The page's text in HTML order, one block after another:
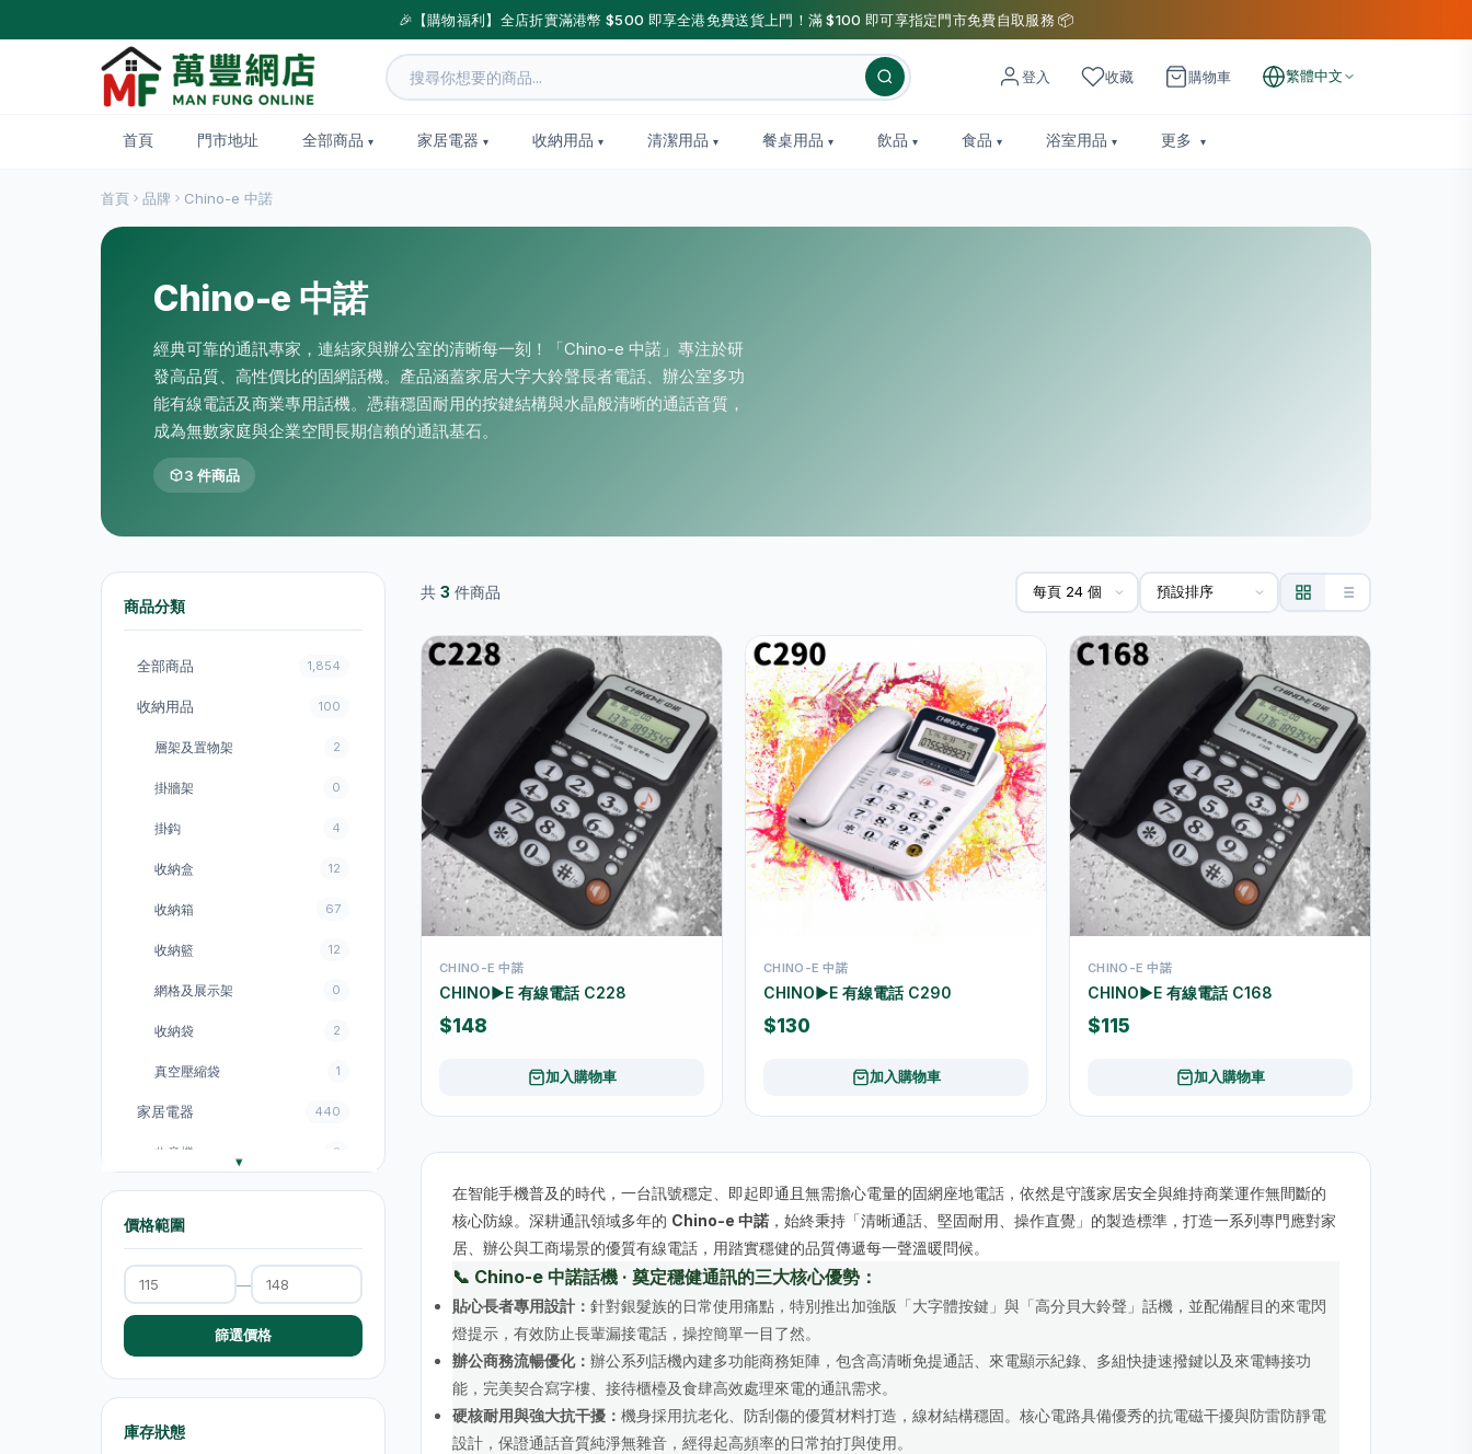
🎉【購物福利】全店折實滿港幣 $500 即享全港免費送貨上門！滿 $100 即可享指定門市免費自取服務 📦
登入 收藏 購物車 繁體中文
首頁 門市地址 全部商品 家居電器 收納用品 清潔用品 餐桌用品 飲品 食品 浴室用品 更多
首頁 品牌 Chino-e 中諾
Chino-e 中諾
經典可靠的通訊專家，連結家與辦公室的清晰每一刻！「Chino-e 中諾」專注於研
發高品質、高性價比的固網話機。產品涵蓋家居大字大鈴聲長者電話、辦公室多功
能有線電話及商業專用話機。憑藉穩固耐用的按鍵結構與水晶般清晰的通話音質，
成為無數家庭與企業空間長期信賴的通訊基石。
3 件商品
商品分類
全部商品 1,854
收納用品 100
層架及置物架 2
掛牆架 0
掛鈎 4
收納盒 12
收納箱 67
收納籃 12
網格及展示架 0
收納袋 2
真空壓縮袋 1
家居電器 440
收音機 3
電飯煲 18
風扇
電煮鍋及煮食鍋 35
電熱水壺 19
電熱水壺
電煮鍋及煮食鍋
價格範圍
—
篩選價格
庫存狀態
共 3 件商品
CHINO-E 中諾
CHINO▶︎E 有線電話 C228
$148
加入購物車
CHINO-E 中諾
CHINO▶︎E 有線電話 C290
$130
加入購物車
CHINO-E 中諾
CHINO▶︎E 有線電話 C168
$115
加入購物車
在智能手機普及的時代，一台訊號穩定、即起即通且無需擔心電量的固網座地電話，依然是守護家居安全與維持商業運作無間斷的
核心防線。深耕通訊領域多年的 Chino-e 中諾 ，始終秉持「清晰通話、堅固耐用、操作直覺」的製造標準，打造一系列專門應對家
居、辦公與工商場景的優質有線電話，用踏實穩健的品質傳遞每一聲溫暖問候。
📞 Chino-e 中諾話機 · 奠定穩健通訊的三大核心優勢：
貼心長者專用設計： 針對銀髮族的日常使用痛點，特別推出加強版「大字體按鍵」與「高分貝大鈴聲」話機，並配備醒目的來電閃
燈提示，有效防止長輩漏接電話，操控簡單一目了然。
辦公商務流暢優化： 辦公系列話機內建多功能商務矩陣，包含高清晰免提通話、來電顯示紀錄、多組快捷速撥鍵以及來電轉接功
能，完美契合寫字樓、接待櫃檯及食肆高效處理來電的通訊需求。
硬核耐用與強大抗干擾： 機身採用抗老化、防刮傷的優質材料打造，線材結構穩固。核心電路具備優秀的抗電磁干擾與防雷防靜電
設計，保證通話音質純淨無雜音，經得起高頻率的日常拍打與使用。